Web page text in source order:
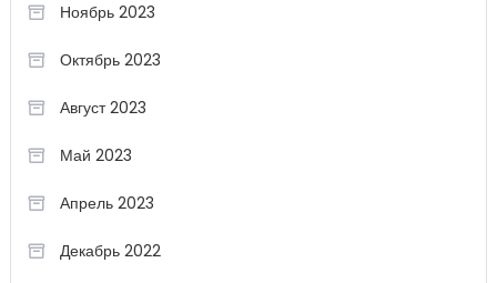
Ноябрь 2023
Октябрь 2023
Август 2023
Май 2023
Апрель 2023
Декабрь 2022